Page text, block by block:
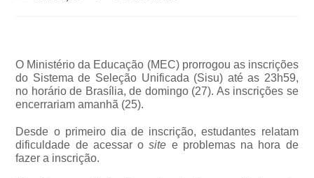
O Ministério da Educação (MEC) prorrogou as inscrições
do Sistema de Seleção Unificada (Sisu) até as 23h59,
no horário de Brasília, de domingo (27). As inscrições se
encerrariam amanhã (25).
Desde o primeiro dia de inscrição, estudantes relatam
dificuldade de acessar osite e problemas na hora de
fazer a inscrição.